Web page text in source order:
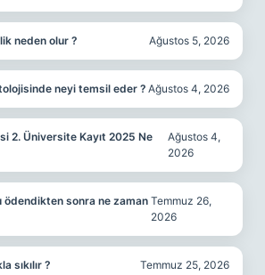
neden olur ? Ağustos 5, 2026
neyi temsil eder ? Ağustos 4, 2026
2. Üniversite Kayıt 2025 Ne
Ağustos 4,
2026
ödendikten sonra ne zaman Temmuz 26,
2026
sıkılır ? Temmuz 25, 2026